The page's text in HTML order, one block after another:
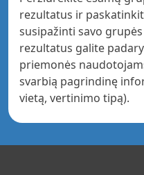
rezultatus ir
susipažinti savo
rezultatus galite
priemonės
svarbią pagrindinę
vietą, vertinimo tipą).